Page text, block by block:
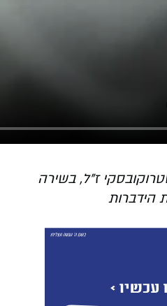
ז"ל, בשירה
הידברות